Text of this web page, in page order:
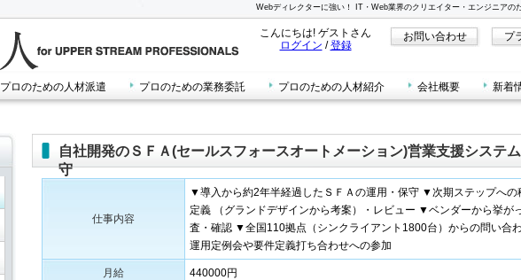
Webディレクターに強い！ IT・Web業界のクリエイター・エンジニアの
お問い合わせ プ
こんにちは! ゲストさん
ログイン /登録
プロのための人材派遣 プロのための業務委託 プロのための人材紹介 会社概要 新着
自社開発のＳＦＡ(セールスフォースオートメーション)営業支援システ
守
仕事内容
▼導入から約2年半経過したＳＦＡの運用・保守 ▼次期ステップへの
定義 （グランドデザインから考案）・レビュー ▼ベンダーから挙が
査・確認 ▼全国110拠点（シンクライアント1800台）からの問い合
運用定例会や要件定義打ち合わせへの参加
月給 440000円